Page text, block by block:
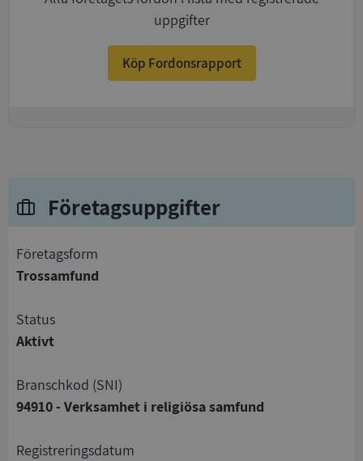
uppgifter
Köp Fordonsrapport
Företagsuppgifter
företagsform
Trossamfund
status
Aktivt
branschkod (SNI)
94910 - Verksamhet i religiösa samfund
registreringsdatum